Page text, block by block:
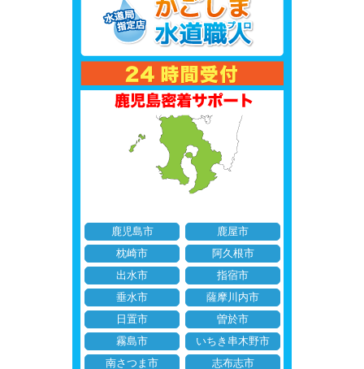
鹿児島市
鹿屋市
枕崎市
阿久根市
出水市
指宿市
垂水市
薩摩川内市
日置市
曽於市
霧島市
いちき串木野市
南さつま市
志布志市